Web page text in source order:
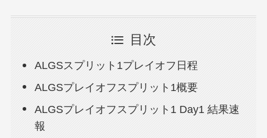
目次
ALGSスプリット1プレイオフ日程
ALGSプレイオフスプリット1概要
ALGSプレイオフスプリット1 Day1 結果速
報